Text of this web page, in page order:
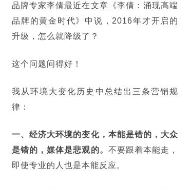
品牌专家李倩最近在文章《李倩：涌现高端
品牌的黄金时代》中说，2016年才开启的
升级，怎么就降级了？
这个问题问得好！
我从环境大变化历史中总结出三条营销规
律：
一、经济大环境的变化，本能是错的，大众
是错的，媒体是悲观的。 不要跟着本能走，
即使专业的人也是本能反应。